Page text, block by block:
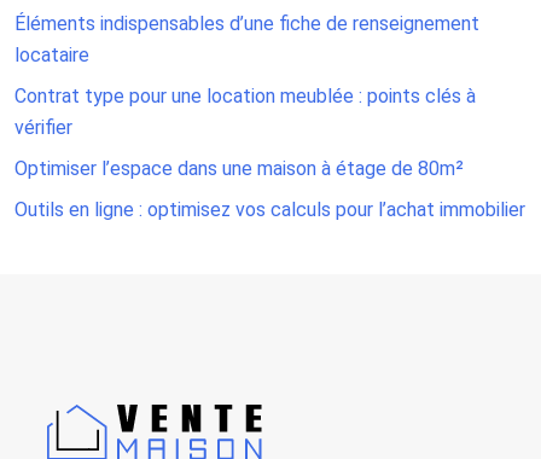
Éléments indispensables d’une fiche de renseignement
locataire
Contrat type pour une location meublée : points clés à
vérifier
Optimiser l’espace dans une maison à étage de 80m²
Outils en ligne : optimisez vos calculs pour l’achat immobilier